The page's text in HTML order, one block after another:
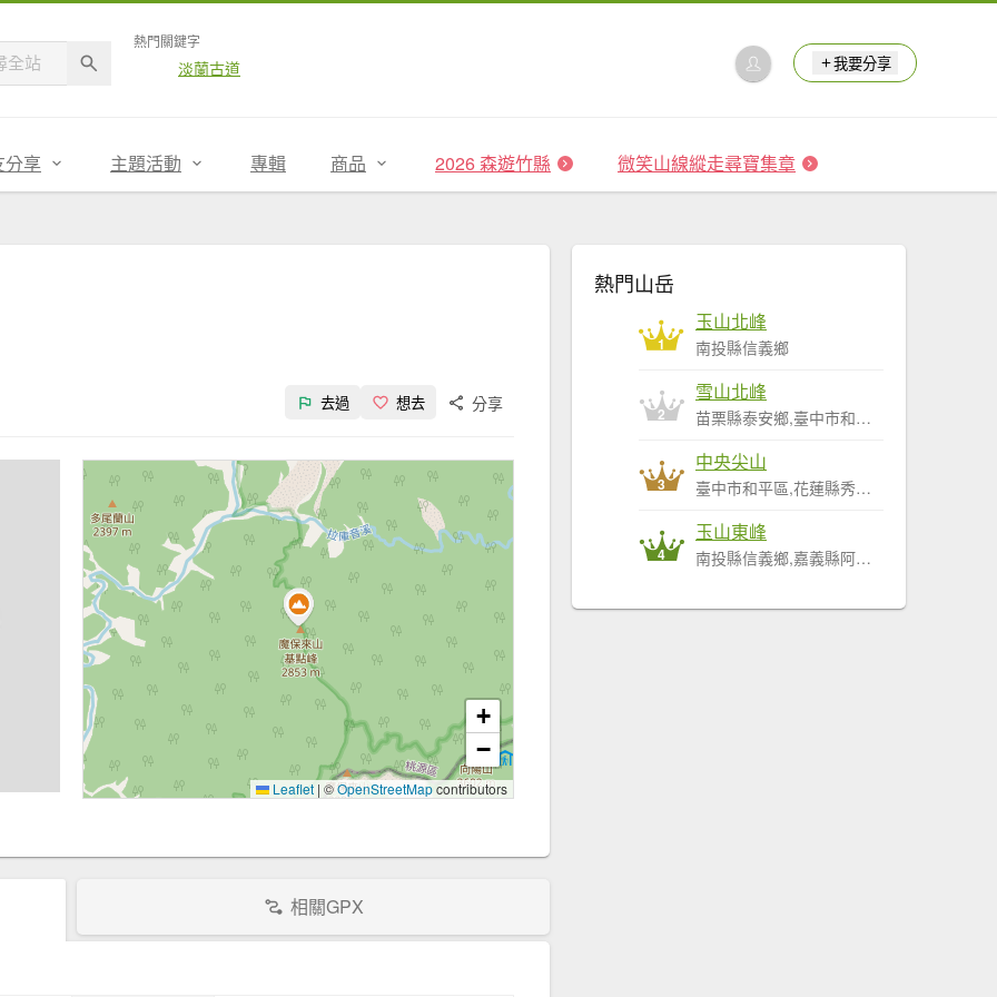
熱門關鍵字
淡蘭古道 我要分享
分享 主題活動 專輯 商品 2026 森遊竹縣 微笑山線縱走尋寶集章
去過 想去 分享
+
−
Leaflet | ©OpenStreetMapcontributors
相關GPX
熱門山岳
1
玉山北峰
南投縣信義鄉
2
雪山北峰
苗栗縣泰安鄉,臺中市和平區
3
中央尖山
臺中市和平區,花蓮縣秀林鄉
4
玉山東峰
南投縣信義鄉,嘉義縣阿里山鄉